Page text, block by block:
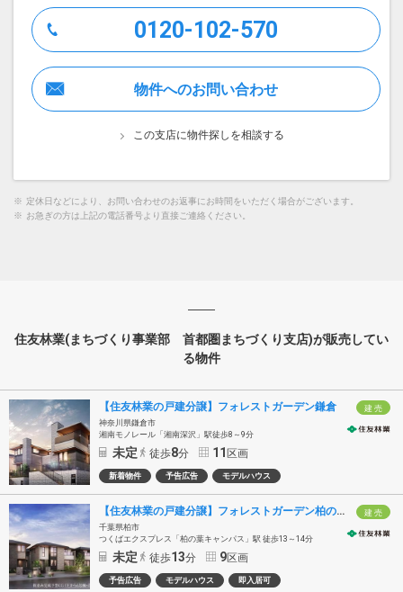
0120-102-570
物件へのお問い合わせ
この支店に物件探しを相談する
※ 定休日などにより、お問い合わせのお返事にお時間をいただく場合がございます。
※ お急ぎの方は上記の電話番号より直接ご連絡ください。
住友林業(まちづくり事業部 首都圏まちづくり支店)が販売してい
る物件
建 売
【住友林業の戸建分譲】フォレストガーデン鎌倉
神奈川県鎌倉市
湘南モノレール「湘南深沢」駅徒歩8～9分
未定 徒歩8分 11 区画
新着物件 予告広告 モデルハウス
建 売
【住友林業の戸建分譲】フォレストガーデン柏の葉キャンパス
千葉県柏市
つくばエクスプレス「柏の葉キャンパス」駅 徒歩13～14分
未定 徒歩13分 9区画
予告広告 モデルハウス 即入居可